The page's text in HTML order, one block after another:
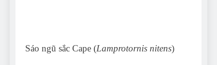
Sáo ngũ sắc Cape (Lamprotornis nitens)